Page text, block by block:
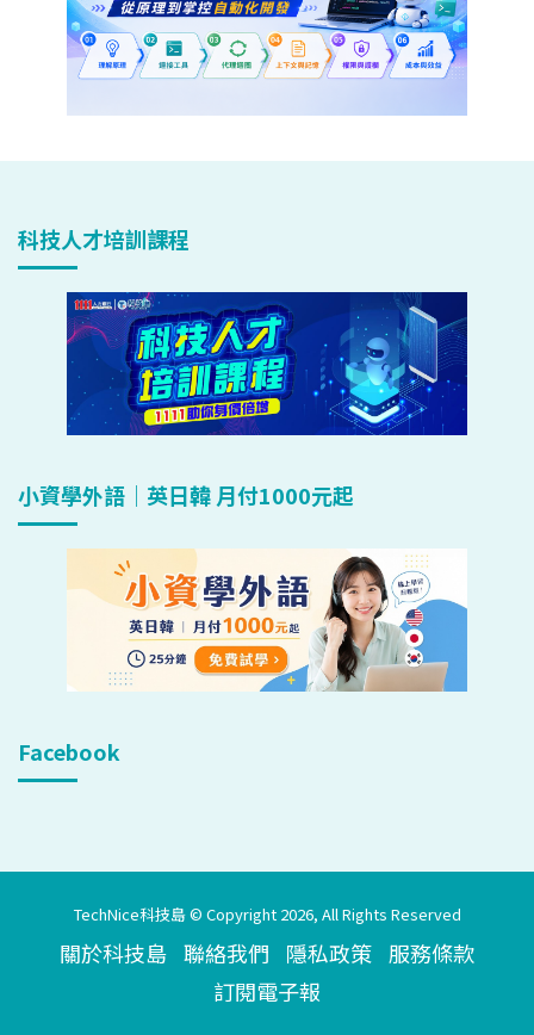
科技人才培訓課程
小資學外語｜英日韓 月付1000元起
Facebook
TechNice科技島 © Copyright 2026, All Rights Reserved
關於科技島 聯絡我們 隱私政策 服務條款
訂閱電子報